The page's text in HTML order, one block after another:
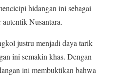
hidangan ini sebagai
Nusantara.
justru menjadi daya tarik
ini semakin khas. Dengan
ini membuktikan bahwa